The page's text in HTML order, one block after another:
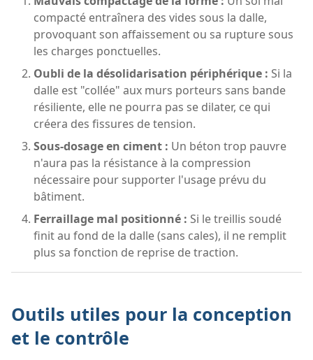
compacté entraînera des vides sous la dalle,
provoquant son affaissement ou sa rupture sous
les charges ponctuelles.
Oubli de la désolidarisation périphérique : Si la
dalle est "collée" aux murs porteurs sans bande
résiliente, elle ne pourra pas se dilater, ce qui
créera des fissures de tension.
Sous-dosage en ciment : Un béton trop pauvre
n'aura pas la résistance à la compression
nécessaire pour supporter l'usage prévu du
bâtiment.
Ferraillage mal positionné : Si le treillis soudé
finit au fond de la dalle (sans cales), il ne remplit
plus sa fonction de reprise de traction.
Outils utiles pour la conception
et le contrôle